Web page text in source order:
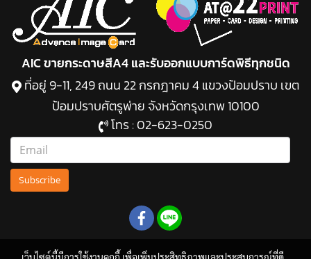
AIC ขายกระดาษสีA4 และรับออกแบบการ์ดพิธีทุกชนิด
ที่อยู่ 9-11, 249 ถนน 22 กรกฎาคม 4 แขวงป้อมปราบ เขต
ป้อมปราบศัตรูพ่าย จังหวัดกรุงเทพ 10100
โทร :02-623-0250
Subscribe